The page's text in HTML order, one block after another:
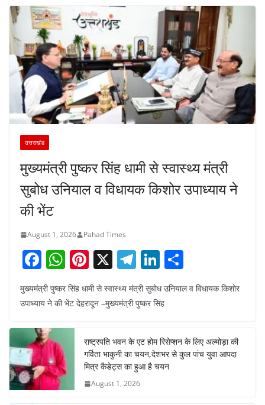
उत्तराखंड
मुख्यमंत्री पुष्कर सिंह धामी से स्वास्थ्य मंत्री
सुबोध उनियाल व विधायक किशोर उपाध्याय ने
की भेंट
August 1, 2026 Pahad Times
F
a
c
b
o
o
k
W
h
at
A
p
p
Pi
nt
er
e
st
X T
el
e
gr
a
m
Li
n
k
dI
n
ar
मुख्यमंत्री पुष्कर सिंह धामी से स्वास्थ्य मंत्री सुबोध उनियाल व विधायक किशोर
उपाध्याय ने की भेंट देहरादून –मुख्यमंत्री पुष्कर सिंह
राष्ट्रपति भवन के एट होम रिसेप्शन के लिए अल्मोड़ा की
गर्विता भाकुनी का चयन,देशभर से कुल पांच युवा आपदा
मित्र कैडेट्स का हुआ है चयन
August 1, 2026